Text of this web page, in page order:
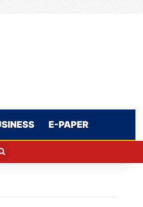
E-PAPER
Search